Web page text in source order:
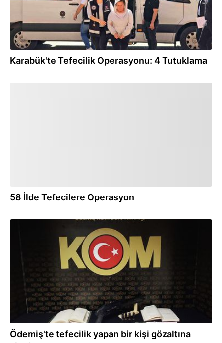
Karabük'te Tefecilik Operasyonu: 4 Tutuklama
58 İlde Tefecilere Operasyon
Ödemiş'te tefecilik yapan bir kişi gözaltına